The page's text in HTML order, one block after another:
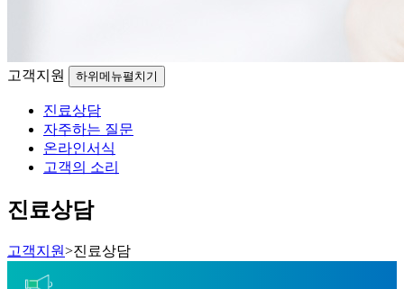
고객지원 하위메뉴펼치기
진료상담
자주하는 질문
온라인서식
고객의 소리
진료상담
고객지원>진료상담